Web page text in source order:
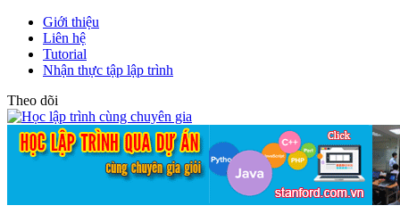
Giới thiệu
Liên hệ
Tutorial
Nhận thực tập lập trình
Theo dõi